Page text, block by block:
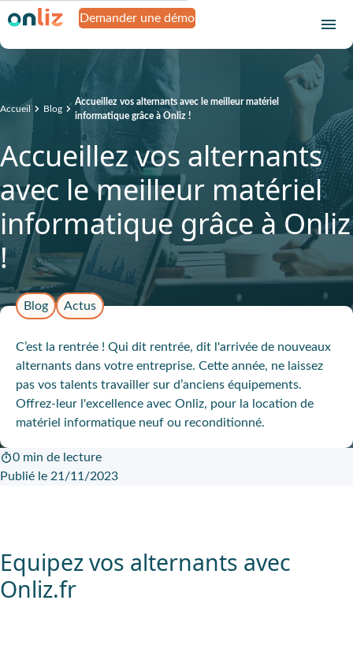
Demander une démo
Accueil Blog
Accueillez vos alternants avec le meilleur matériel
informatique grâce à Onliz !
Accueillez vos alternants
avec le meilleur matériel
informatique grâce à Onliz
!
Blog Actus
C’est la rentrée ! Qui dit rentrée, dit l'arrivée de nouveaux
alternants dans votre entreprise. Cette année, ne laissez
pas vos talents travailler sur d’anciens équipements.
Offrez-leur l'excellence avec Onliz, pour la location de
matériel informatique neuf ou reconditionné.
0 min de lecture
Publié le 21/11/2023
Equipez vos alternants avec
Onliz.fr